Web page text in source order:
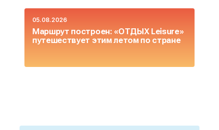
05.08.2026
Маршрут построен: «ОТДЫХ Leisure»
путешествует этим летом по стране